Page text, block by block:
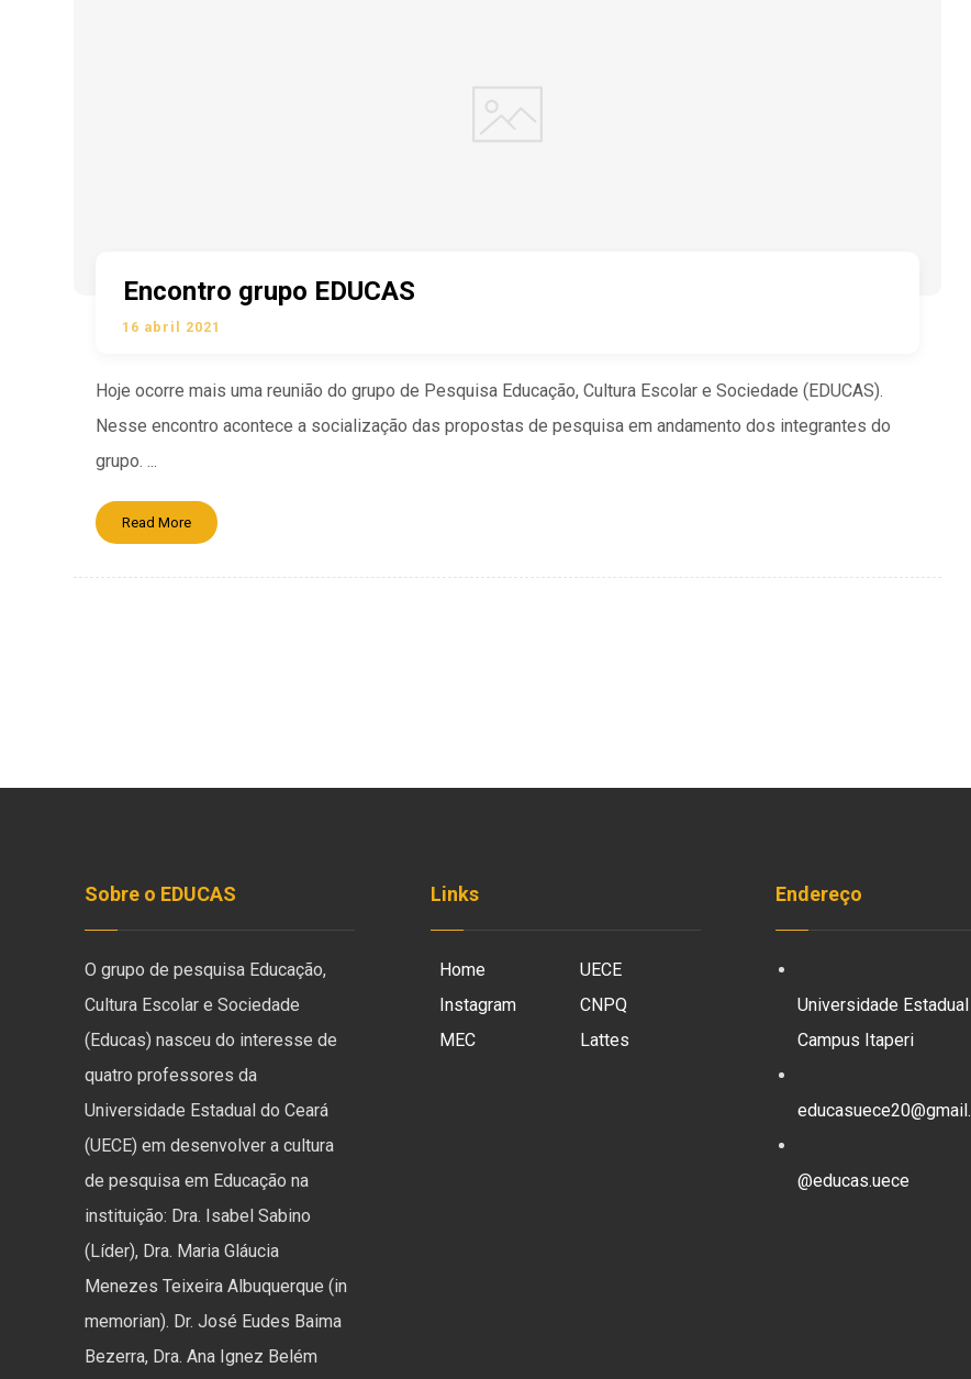
Encontro grupo EDUCAS
16 abril 2021
Hoje ocorre mais uma reunião do grupo de Pesquisa Educação, Cultura Escolar e Sociedade (EDUCAS).
Nesse encontro acontece a socialização das propostas de pesquisa em andamento dos integrantes do
grupo. ...
Read More
Sobre o EDUCAS
O grupo de pesquisa Educação,
Cultura Escolar e Sociedade
(Educas) nasceu do interesse de
quatro professores da
Universidade Estadual do Ceará
(UECE) em desenvolver a cultura
de pesquisa em Educação na
instituição: Dra. Isabel Sabino
(Líder), Dra. Maria Gláucia
Menezes Teixeira Albuquerque (in
memorian). Dr. José Eudes Baima
Bezerra, Dra. Ana Ignez Belém
Links
Home
UECE
Instagram
CNPQ
MEC
Lattes
Endereço
Universidade
Campus Itaperi
@educas.uece